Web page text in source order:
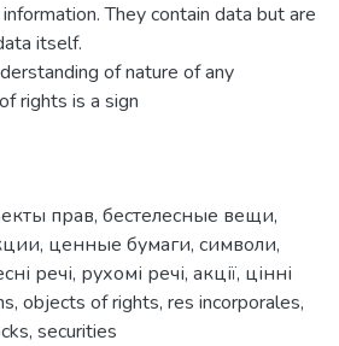
They contain data but are
itself.
of nature of any
rights is a sign
прав, бестелесные вещи,
, ценные бумаги, символи,
речі, рухомі речі, акції, цінні
, objects of rights, res incorporales,
, securities